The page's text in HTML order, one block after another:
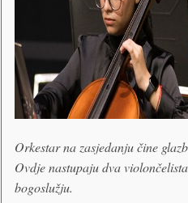
Orkestar na zasjedanju čine
Ovdje nastupaju dva
bogoslužju.